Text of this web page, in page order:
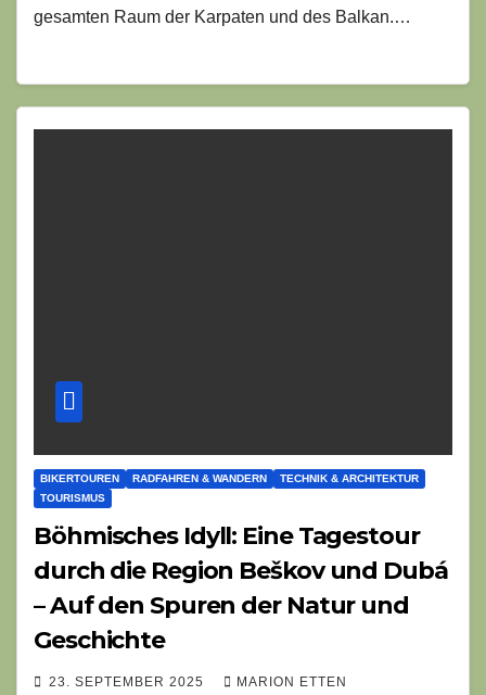
gesamten Raum der Karpaten und des Balkan.…
BIKERTOUREN RADFAHREN & WANDERN
TECHNIK & ARCHITEKTUR
TOURISMUS
Böhmisches Idyll: Eine Tagestour
durch die Region Beškov und Dubá
– Auf den Spuren der Natur und
Geschichte
23. SEPTEMBER 2025 MARION ETTEN